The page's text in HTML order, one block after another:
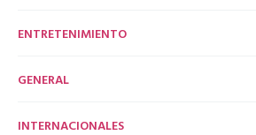
ENTRETENIMIENTO
GENERAL
INTERNACIONALES